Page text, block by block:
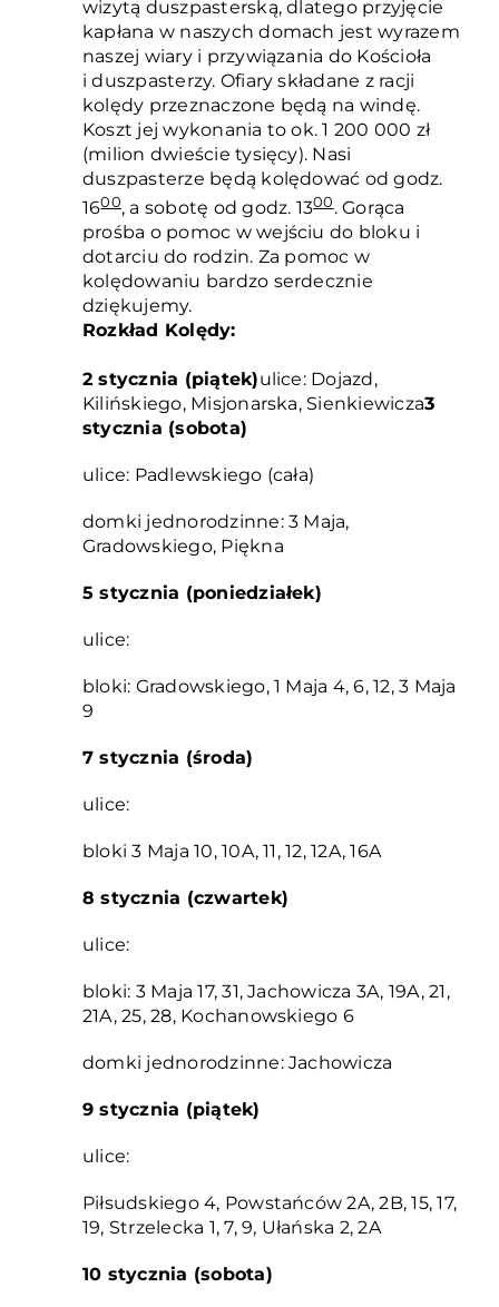
wizytą duszpasterską, dlatego przyjęcie
kapłana w naszych domach jest wyrazem
naszej wiary i przywiązania do Kościoła
i duszpasterzy. Ofiary składane z racji
kolędy przeznaczone będą na windę.
Koszt jej wykonania to ok. 1 200 000 zł
(milion dwieście tysięcy). Nasi
duszpasterze będą kolędować od godz.
1600, a sobotę od godz. 1300. Gorąca
prośba o pomoc w wejściu do bloku i
dotarciu do rodzin. Za pomoc w
kolędowaniu bardzo serdecznie
dziękujemy.
Rozkład Kolędy:
2 stycznia (piątek)ulice: Dojazd,
Kilińskiego, Misjonarska, Sienkiewicza3
stycznia (sobota)
ulice: Padlewskiego (cała)
domki jednorodzinne: 3 Maja,
Gradowskiego, Piękna
5 stycznia (poniedziałek)
ulice:
bloki: Gradowskiego, 1 Maja 4, 6, 12, 3 Maja
9
7 stycznia (środa)
ulice:
bloki 3 Maja 10, 10A, 11, 12, 12A, 16A
8 stycznia (czwartek)
ulice:
bloki: 3 Maja 17, 31, Jachowicza 3A, 19A, 21,
21A, 25, 28, Kochanowskiego 6
domki jednorodzinne: Jachowicza
9 stycznia (piątek)
ulice:
Piłsudskiego 4, Powstańców 2A, 2B, 15, 17,
19, Strzelecka 1, 7, 9, Ułańska 2, 2A
10 stycznia (sobota)